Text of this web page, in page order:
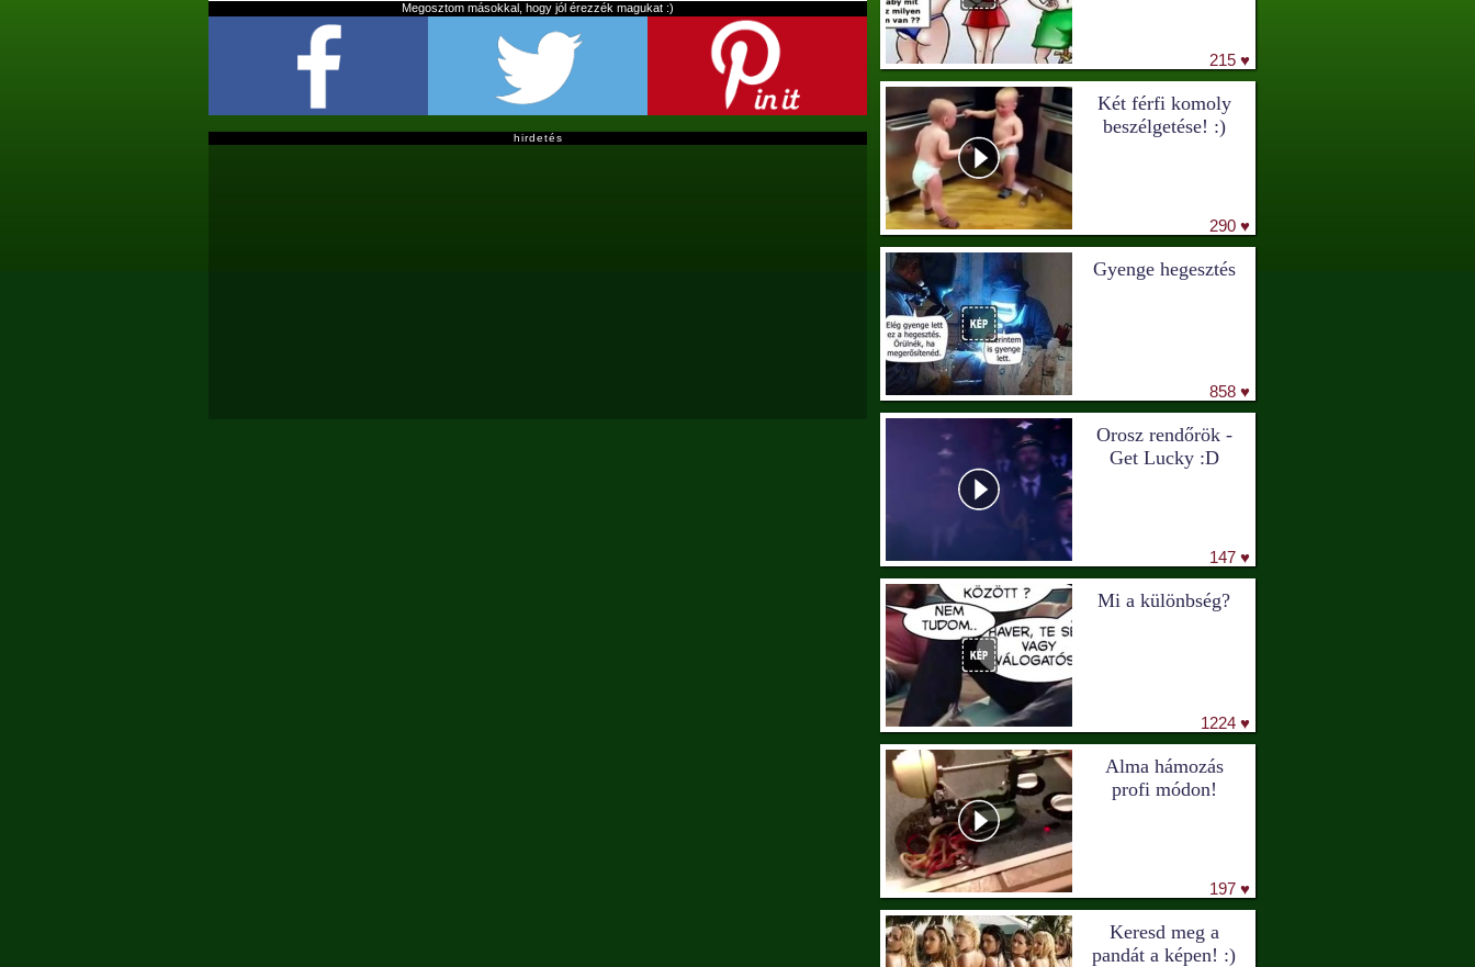
Megosztom másokkal, hogy jól érezzék magukat :)
hirdetés
215 ♥
Két férfi komoly
beszélgetése! :)
290 ♥
Gyenge hegesztés
858 ♥
Orosz rendőrök -
Get Lucky :D
147 ♥
Mi a különbség?
1224 ♥
Alma hámozás
profi módon!
197 ♥
Keresd meg a
pandát a képen! :)